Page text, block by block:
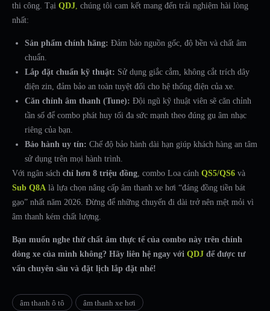
thi công. Tại QDJ, chúng tôi cam kết mang đến trải nghiệm hài lòng
nhất:
Sản phẩm chính hãng: Đảm bảo nguồn gốc, độ bền và chất âm
chuẩn.
Lắp đặt chuẩn kỹ thuật: Sử dụng giắc cắm, không cắt trích dây
điện zin, đảm bảo an toàn tuyệt đối cho hệ thống điện của xe.
Căn chỉnh âm thanh (Tune): Đội ngũ kỹ thuật viên sẽ căn chỉnh
tần số để combo phát huy tối đa sức mạnh theo đúng gu âm nhạc
riêng của bạn.
Bảo hành uy tín: Chế độ bảo hành dài hạn giúp khách hàng an tâm
sử dụng trên mọi hành trình.
Với ngân sách chỉ hơn 8 triệu đồng, combo Loa cánh QS5/QS6 và
Sub Q8A là lựa chọn nâng cấp âm thanh xe hơi “đáng đồng tiền bát
gạo” nhất năm 2026. Đừng để những chuyến đi dài trở nên mệt mỏi vì
âm thanh kém chất lượng.
Bạn muốn nghe thử chất âm thực tế của combo này trên chính
dòng xe của mình không? Hãy liên hệ ngay với QDJ để được tư
vấn chuyên sâu và đặt lịch lắp đặt nhé!
âm thanh ô tô âm thanh xe hơi